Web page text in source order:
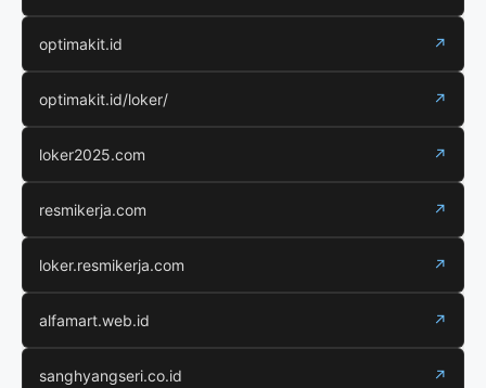
optimakit.id ↗
optimakit.id/loker/ ↗
loker2025.com ↗
resmikerja.com ↗
loker.resmikerja.com ↗
alfamart.web.id ↗
sanghyangseri.co.id ↗